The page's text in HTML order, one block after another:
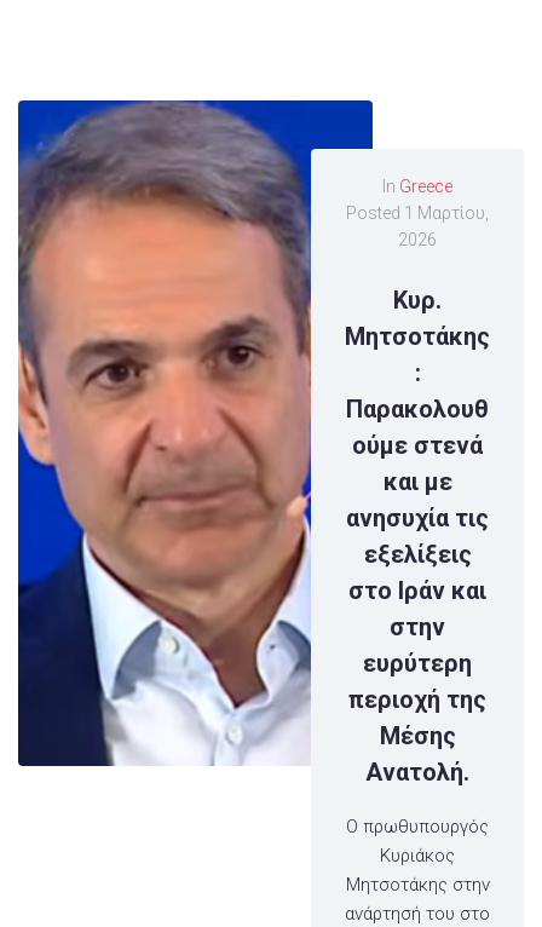
In Greece
Posted 1 Μαρτίου,
2026
Κυρ.
Μητσοτάκης
:
Παρακολουθ
ούμε στενά
και με
ανησυχία τις
εξελίξεις
στο Ιράν και
στην
ευρύτερη
περιοχή της
Μέσης
Ανατολή.
O πρωθυπουργός
Κυριάκος
Μητσοτάκης στην
ανάρτησή του στο